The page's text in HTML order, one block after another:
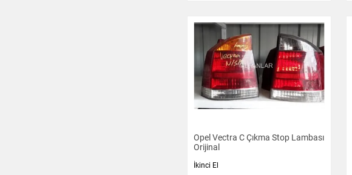
Opel Vectra C Çıkma Stop Lambası
Orijinal
İkinci El